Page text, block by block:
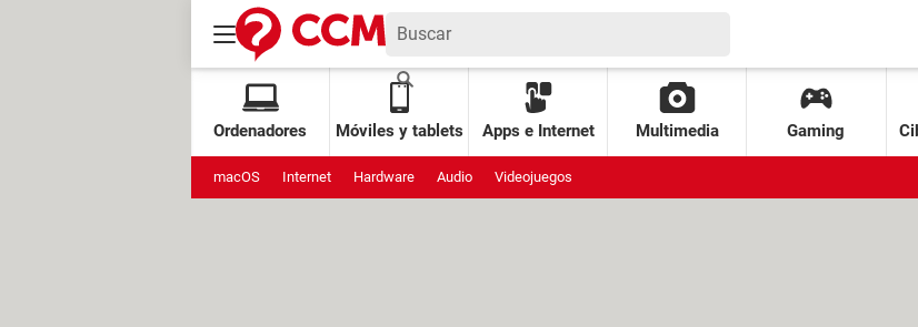
Ordenadores Móviles y tablets Apps e Internet Multimedia Gaming
macOS Internet Hardware Audio Videojuegos